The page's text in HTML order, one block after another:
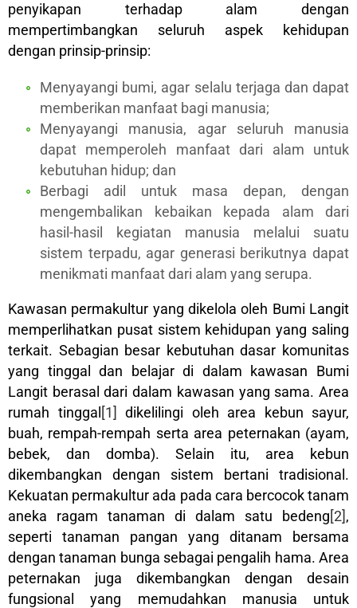
penyikapan terhadap alam dengan
mempertimbangkan seluruh aspek kehidupan
dengan prinsip-prinsip:
Menyayangi bumi, agar selalu terjaga dan dapat
memberikan manfaat bagi manusia;
Menyayangi manusia, agar seluruh manusia
dapat memperoleh manfaat dari alam untuk
kebutuhan hidup; dan
Berbagi adil untuk masa depan, dengan
mengembalikan kebaikan kepada alam dari
hasil-hasil kegiatan manusia melalui suatu
sistem terpadu, agar generasi berikutnya dapat
menikmati manfaat dari alam yang serupa.
Kawasan permakultur yang dikelola oleh Bumi Langit
memperlihatkan pusat sistem kehidupan yang saling
terkait. Sebagian besar kebutuhan dasar komunitas
yang tinggal dan belajar di dalam kawasan Bumi
Langit berasal dari dalam kawasan yang sama. Area
rumah tinggal [1]
dikelilingi oleh area kebun sayur,
buah, rempah-rempah serta area peternakan (ayam,
bebek, dan domba). Selain itu, area kebun
dikembangkan dengan sistem bertani tradisional.
Kekuatan permakultur ada pada cara bercocok tanam
aneka ragam tanaman di dalam satu bedeng[2],
seperti tanaman pangan yang ditanam bersama
dengan tanaman bunga sebagai pengalih hama. Area
peternakan juga dikembangkan dengan desain
fungsional yang memudahkan manusia untuk